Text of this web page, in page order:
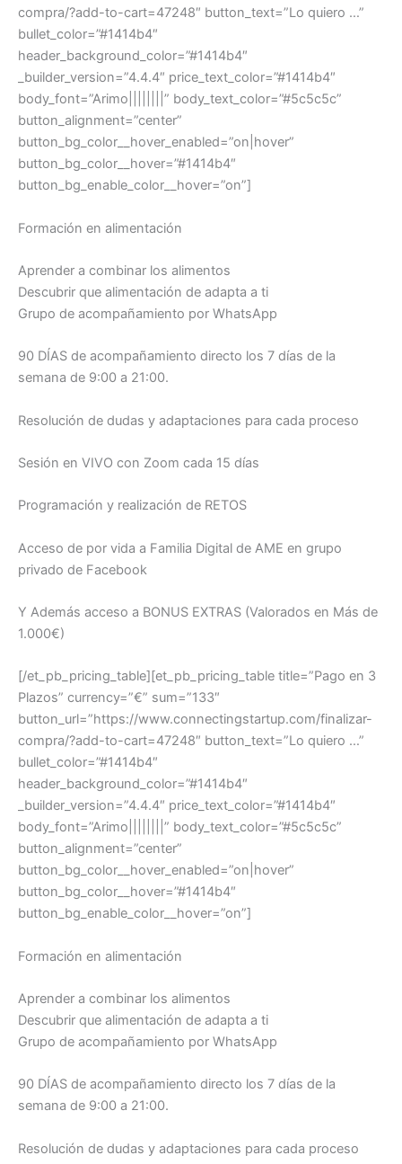
compra/?add-to-cart=47248″ button_text=”Lo quiero …”
bullet_color=”#1414b4″
header_background_color=”#1414b4″
_builder_version=”4.4.4″ price_text_color=”#1414b4″
body_font=”Arimo||||||||” body_text_color=”#5c5c5c”
button_alignment=”center”
button_bg_color__hover_enabled=”on|hover”
button_bg_color__hover=”#1414b4″
button_bg_enable_color__hover=”on”]
Formación en alimentación
Aprender a combinar los alimentos
Descubrir que alimentación de adapta a ti
Grupo de acompañamiento por WhatsApp
90 DÍAS de acompañamiento directo los 7 días de la
semana de 9:00 a 21:00.
Resolución de dudas y adaptaciones para cada proceso
Sesión en VIVO con Zoom cada 15 días
Programación y realización de RETOS
Acceso de por vida a Familia Digital de AME en grupo
privado de Facebook
Y Además acceso a BONUS EXTRAS (Valorados en Más de
1.000€)
[/et_pb_pricing_table][et_pb_pricing_table title=”Pago en 3
Plazos” currency=”€” sum=”133″
button_url=”https://www.connectingstartup.com/finalizar-
compra/?add-to-cart=47248″ button_text=”Lo quiero …”
bullet_color=”#1414b4″
header_background_color=”#1414b4″
_builder_version=”4.4.4″ price_text_color=”#1414b4″
body_font=”Arimo||||||||” body_text_color=”#5c5c5c”
button_alignment=”center”
button_bg_color__hover_enabled=”on|hover”
button_bg_color__hover=”#1414b4″
button_bg_enable_color__hover=”on”]
Formación en alimentación
Aprender a combinar los alimentos
Descubrir que alimentación de adapta a ti
Grupo de acompañamiento por WhatsApp
90 DÍAS de acompañamiento directo los 7 días de la
semana de 9:00 a 21:00.
Resolución de dudas y adaptaciones para cada proceso